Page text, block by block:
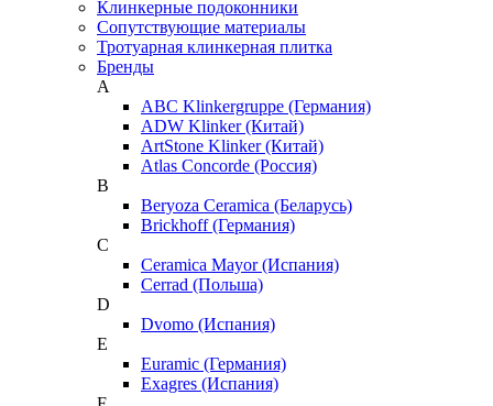
Клинкерные подоконники
Сопутствующие материалы
Тротуарная клинкерная плитка
Бренды
A
ABC Klinkergruppe (Германия)
ADW Klinker (Китай)
ArtStone Klinker (Китай)
Atlas Concorde (Россия)
B
Beryoza Ceramica (Беларусь)
Brickhoff (Германия)
C
Ceramica Mayor (Испания)
Cerrad (Польша)
D
Dvomo (Испания)
E
Euramic (Германия)
Exagres (Испания)